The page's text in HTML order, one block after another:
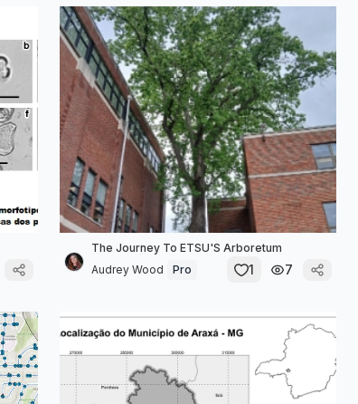
The Journey To ETSU'S Arboretum
Audrey Wood
Pro 1 7